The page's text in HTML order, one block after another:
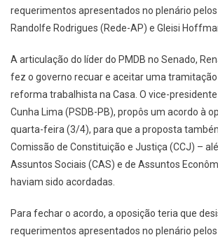
requerimentos apresentados no plenário
Randolfe Rodrigues (Rede-AP) e Gleisi
A articulação do líder do PMDB no Senado,
fez o governo recuar e aceitar uma
reforma trabalhista na Casa. O vice-presidente
Cunha Lima (PSDB-PB), propôs um acordo à
quarta-feira (3/4), para que a proposta
Comissão de Constituição e Justiça (CCJ) –
Assuntos Sociais (CAS) e de Assuntos
haviam sido acordadas.
Para fechar o acordo, a oposição teria que
requerimentos apresentados no plenário